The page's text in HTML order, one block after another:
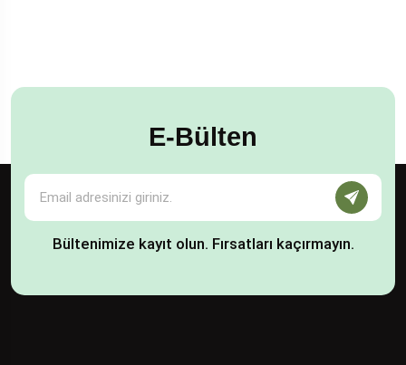
E-Bülten
Bültenimize kayıt olun. Fırsatları kaçırmayın.